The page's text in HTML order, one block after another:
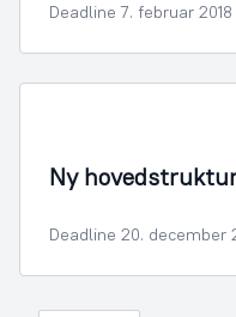
Deadline 7. februar 2018
Ny
Deadline 20. december